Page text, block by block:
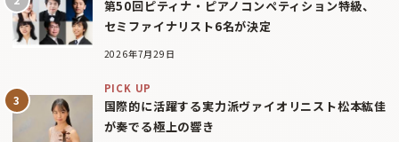
第50回ピティナ・ピアノコンペティション特級、
セミファイナリスト6名が決定
2026年7月29日
PICK UP
国際的に活躍する実力派ヴァイオリニスト松本紘佳
が奏でる極上の響き